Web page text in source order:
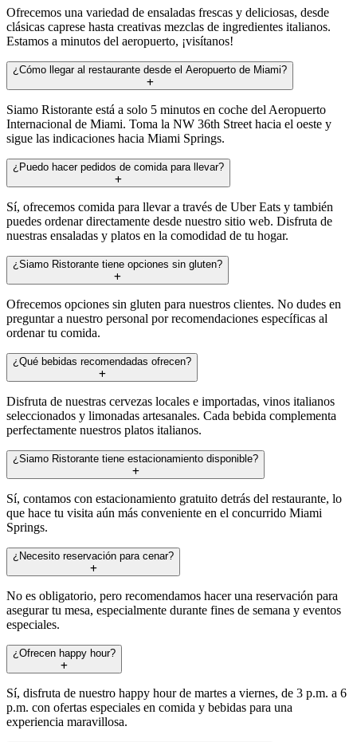
Ofrecemos una variedad de ensaladas frescas y deliciosas, desde
clásicas caprese hasta creativas mezclas de ingredientes italianos.
Estamos a minutos del aeropuerto, ¡visítanos!
¿Cómo llegar al restaurante desde el Aeropuerto de Miami?
Siamo Ristorante está a solo 5 minutos en coche del Aeropuerto
Internacional de Miami. Toma la NW 36th Street hacia el oeste y
sigue las indicaciones hacia Miami Springs.
¿Puedo hacer pedidos de comida para llevar?
Sí, ofrecemos comida para llevar a través de Uber Eats y también
puedes ordenar directamente desde nuestro sitio web. Disfruta de
nuestras ensaladas y platos en la comodidad de tu hogar.
¿Siamo Ristorante tiene opciones sin gluten?
Ofrecemos opciones sin gluten para nuestros clientes. No dudes en
preguntar a nuestro personal por recomendaciones específicas al
ordenar tu comida.
¿Qué bebidas recomendadas ofrecen?
Disfruta de nuestras cervezas locales e importadas, vinos italianos
seleccionados y limonadas artesanales. Cada bebida complementa
perfectamente nuestros platos italianos.
¿Siamo Ristorante tiene estacionamiento disponible?
Sí, contamos con estacionamiento gratuito detrás del restaurante, lo
que hace tu visita aún más conveniente en el concurrido Miami
Springs.
¿Necesito reservación para cenar?
No es obligatorio, pero recomendamos hacer una reservación para
asegurar tu mesa, especialmente durante fines de semana y eventos
especiales.
¿Ofrecen happy hour?
Sí, disfruta de nuestro happy hour de martes a viernes, de 3 p.m. a 6
p.m. con ofertas especiales en comida y bebidas para una
experiencia maravillosa.